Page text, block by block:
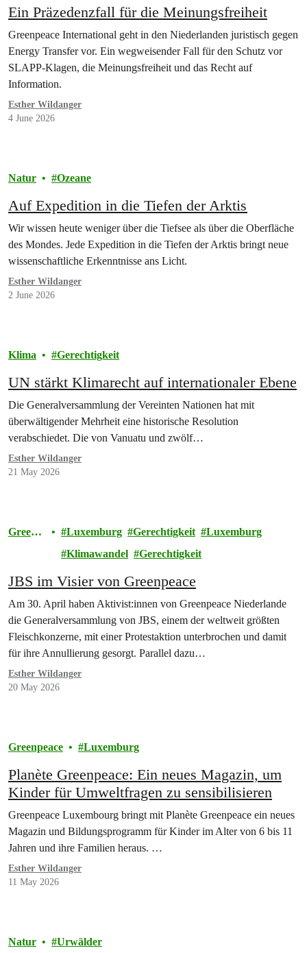
Ein Präzedenzfall für die Meinungsfreiheit
Greenpeace International geht in den Niederlanden juristisch gegen
Energy Transfer vor. Ein wegweisender Fall für den Schutz vor
SLAPP-Klagen, die Meinungsfreiheit und das Recht auf
Information.
Esther Wildanger
4 June 2026
Natur Ozeane
Auf Expedition in die Tiefen der Arktis
Wir wissen heute weniger über die Tiefsee als über die Oberfläche
des Mondes. Jede Expedition in die Tiefen der Arktis bringt neue
wissenschaftliche Erkenntnisse ans Licht.
Esther Wildanger
2 June 2026
Klima Gerechtigkeit
UN stärkt Klimarecht auf internationaler Ebene
Die Generalversammlung der Vereinten Nationen hat mit
überwältigender Mehrheit eine historische Resolution
verabschiedet. Die von Vanuatu und zwölf…
Esther Wildanger
21 May 2026
Greenp
Luxemburg Gerechtigkeit
Luxemburg
Klimawandel
Gerechtigkeit
JBS im Visier von Greenpeace
Am 30. April haben Aktivist:innen von Greenpeace Niederlande
die Generalversammlung von JBS, einem der weltweit größten
Fleischkonzerne, mit einer Protestaktion unterbrochen und damit
für ihre Annullierung gesorgt. Parallel dazu…
Esther Wildanger
20 May 2026
Greenpeace Luxemburg
Planète Greenpeace: Ein neues Magazin, um
Kinder für Umweltfragen zu sensibilisieren
Greenpeace Luxembourg bringt mit Planète Greenpeace ein neues
Magazin und Bildungsprogramm für Kinder im Alter von 6 bis 11
Jahren und ihre Familien heraus. …
Esther Wildanger
11 May 2026
Natur Urwälder